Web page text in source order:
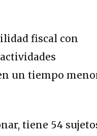
fiscal con
un tiempo
tiene 54